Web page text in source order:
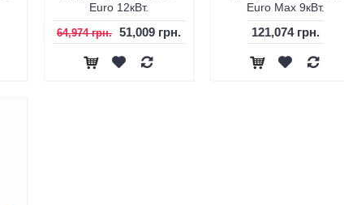
Euro 12кВт.
64,974 грн. 51,009 грн.
Euro Max 9кВт.
121,074 грн.